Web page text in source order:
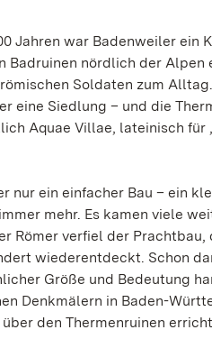
Jahren war Badenweiler ein
nördlich der
Soldaten zum
eine Siedlung – und die
Aquae Villae, lateinisch für
ein einfacher Bau – ein
mehr. Es kamen viele
Römer verfiel der
wiederentdeckt. Schon
Größe und Bedeutung
Denkmälern in Baden-
den Thermenruinen